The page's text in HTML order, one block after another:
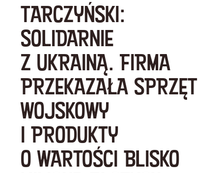
TARCZYŃSKI:
SOLIDARNIE
Z UKRAINĄ. FIRMA
PRZEKAZAŁA SPRZĘT
WOJSKOWY
I PRODUKTY
O WARTOŚCI BLISKO